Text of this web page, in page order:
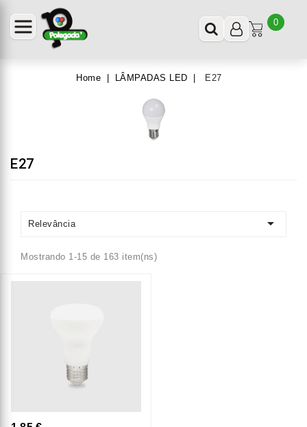
0
Home LÂMPADAS LED E27
E27
Relevância 
Mostrando 1-15 de 163 item(ns)